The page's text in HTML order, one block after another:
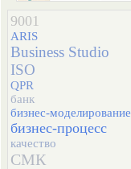
9001
ARIS
Business Studio
ISO
QPR
банк
бизнес-моделирование
бизнес-процесс
качество
СМК